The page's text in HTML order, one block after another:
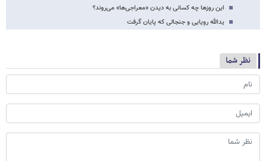
این روزها چه کسانی به دیدن «معراجی‌ها» می‌روند؟
یدالله رویایی و جنجالی که پایان گرفت
نظر شما